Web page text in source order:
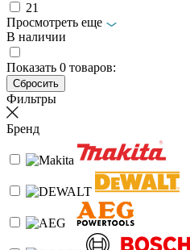
21
Просмотреть еще
В наличии
Показать 0 товаров:
Фильтры
Бренд